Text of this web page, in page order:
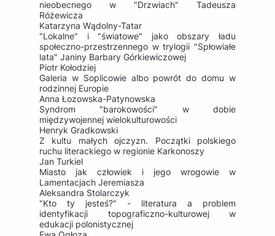
nieobecnego w "Drzwiach" Tadeusza
Różewicza
Katarzyna Wądolny-Tatar
"Lokalne" i "światowe" jako obszary ładu
społeczno-przestrzennego w trylogii "Spłowiałe
lata" Janiny Barbary Górkiewiczowej
Piotr Kołodziej
Galeria w Soplicowie albo powrót do domu w
rodzinnej Europie
Anna Łozowska-Patynowska
Syndrom "barokowości" w dobie
międzywojennej wielokulturowości
Henryk Gradkowski
Z kultu małych ojczyzn. Początki polskiego
ruchu literackiego w regionie Karkonoszy
Jan Turkiel
Miasto jak człowiek i jego wrogowie w
Lamentacjach Jeremiasza
Aleksandra Stolarczyk
"Kto ty jesteś?" - literatura a problem
identyfikacji topograficzno-kulturowej w
edukacji polonistycznej